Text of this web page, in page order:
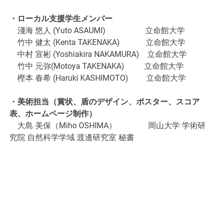
・ローカル支援学生メンバー
淺海 悠人 (Yuto ASAUMI) 立命館大学
竹中 健太 (Kenta TAKENAKA) 立命館大学
中村 宣彬 (Yoshiakira NAKAMURA) 立命館大学
竹中 元弥(Motoya TAKENAKA) 立命館大学
樫本 春希 (Haruki KASHIMOTO) 立命館大学
・美術担当（賞状、盾のデザイン、ポスター、スコア
表、ホームページ制作）
大島 美保（Miho OSHIMA） 岡山大学 学術研
究院 自然科学学域 渡邊研究室 秘書